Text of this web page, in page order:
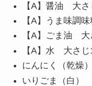
【A】醤油 大さ
【A】うま味調
【A】ごま油 大
【A】水 大さじ
にんにく（乾燥
いりごま（白）